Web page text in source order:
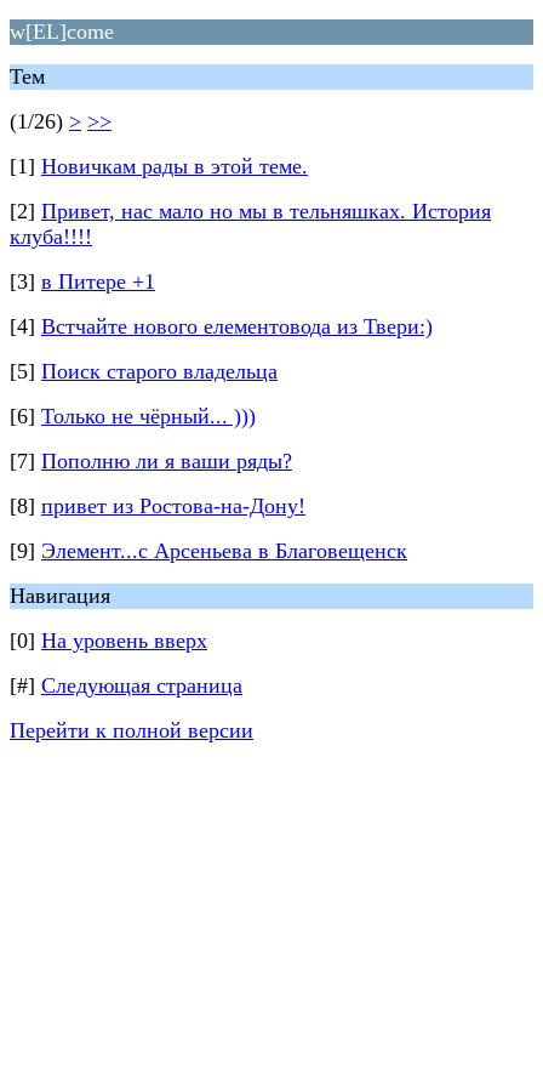
w[EL]come
Тем
(1/26) > >>
[1] Новичкам рады в этой теме.
[2] Привет, нас мало но мы в тельняшках. История
клуба!!!!
[3] в Питере +1
[4] Встчайте нового елементовода из Твери:)
[5] Поиск старого владельца
[6] Только не чёрный... )))
[7] Пополню ли я ваши ряды?
[8] привет из Ростова-на-Дону!
[9] Элемент...с Арсеньева в Благовещенск
Навигация
[0] На уровень вверх
[#] Следующая страница
Перейти к полной версии